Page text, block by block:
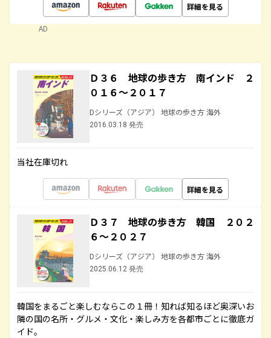
詳細を見る
AD
Ｄ３６ 地球の歩き方 南インド ２
０１６～２０１７
Dシリーズ（アジア） 地球の歩き方 海外
2016.03.18 発売
当社在庫切れ
詳細を見る
Ｄ３７ 地球の歩き方 韓国 ２０２
６～２０２７
Dシリーズ（アジア） 地球の歩き方 海外
2025.06.12 発売
韓国をまるごと楽しむならこの１冊！知れば知るほど奥深いお
隣の国の名所・グルメ・文化・楽しみ方を各都市ごとに徹底ガ
イド。